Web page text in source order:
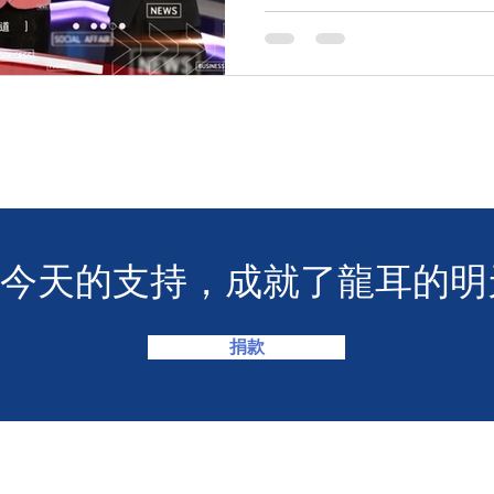
度踏出一小步，但願能積少
2022年11月21日晚上6點首播
天的支持，成就了龍耳的
捐款